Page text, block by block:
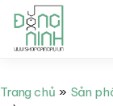
tới
Trang chủ
Sản